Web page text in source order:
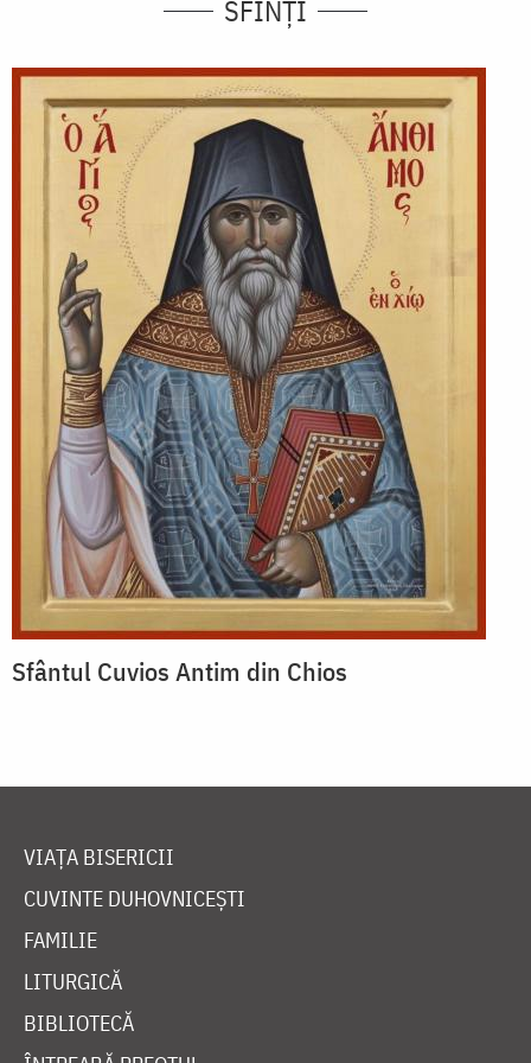
SFINȚI
Sfântul Cuvios Antim din Chios
VIAȚA BISERICII
CUVINTE DUHOVNICEȘTI
FAMILIE
LITURGICĂ
BIBLIOTECĂ